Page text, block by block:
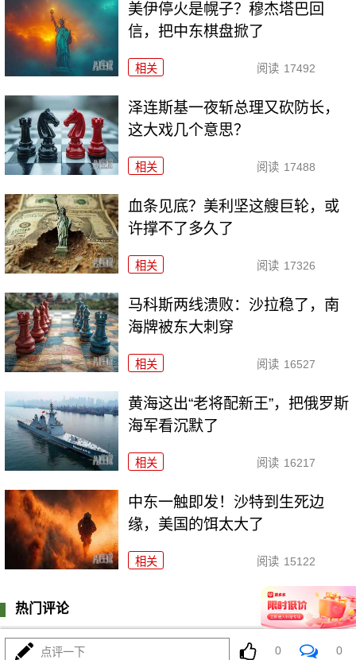
美伊停火是幌子？穆杰塔巴回
信，把中东棋盘掀了
相关 阅读 17492
泽连斯基一夜斩总理又砍防长，
这大戏几个意思？
相关 阅读 17488
血条见底？美利坚这艘巨轮，或
许撑不了多久了
相关 阅读 17326
马科斯两线溃败：沙拉稳了，南
海牌被东大刺穿
相关 阅读 16527
黄海这出“老将配新王”，把俄罗斯
海军看沉默了
相关 阅读 16217
中东一触即发！沙特到生死边
缘，美国的饵太大了
相关 阅读 15122
热门评论
0 条评论 登陆
点评一下 0 0